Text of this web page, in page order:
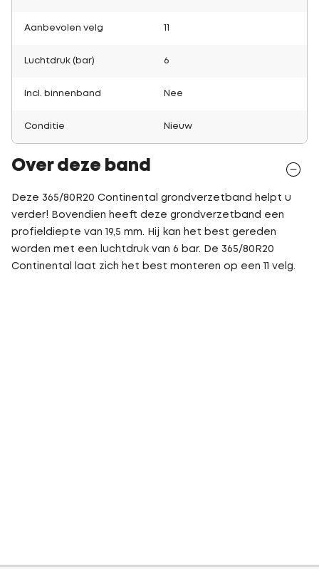
Aanbevolen velg
Luchtdruk (bar) 6
Incl. binnenband Nee
Conditie Nieuw
Over deze band
Deze 365/80R20 Continental grondverzetband helpt u
verder! Bovendien heeft deze grondverzetband een
profieldiepte van 19,5 mm. Hij kan het best gereden
worden met een luchtdruk van 6 bar. De 365/80R20
Continental laat zich het best monteren op een 11 velg.